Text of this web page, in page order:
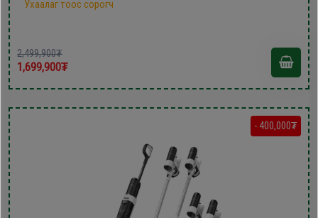
Ухаалаг тоос сорогч
2,499,900₮
1,699,900₮
- 400,000₮